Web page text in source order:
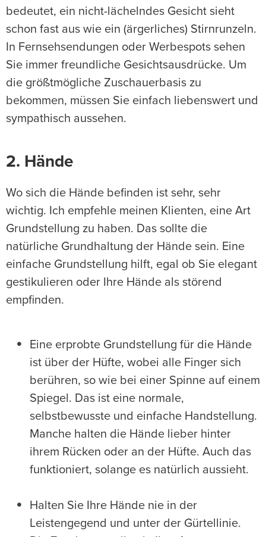
bedeutet, ein nicht-lächelndes Gesicht sieht
schon fast aus wie ein (ärgerliches) Stirnrunzeln.
In Fernsehsendungen oder Werbespots sehen
Sie immer freundliche Gesichtsausdrücke. Um
die größtmögliche Zuschauerbasis zu
bekommen, müssen Sie einfach liebenswert und
sympathisch aussehen.
2. Hände
Wo sich die Hände befinden ist sehr, sehr
wichtig. Ich empfehle meinen Klienten, eine Art
Grundstellung zu haben. Das sollte die
natürliche Grundhaltung der Hände sein. Eine
einfache Grundstellung hilft, egal ob Sie elegant
gestikulieren oder Ihre Hände als störend
empfinden.
Eine erprobte Grundstellung für die Hände
ist über der Hüfte, wobei alle Finger sich
berühren, so wie bei einer Spinne auf einem
Spiegel. Das ist eine normale,
selbstbewusste und einfache Handstellung.
Manche halten die Hände lieber hinter
ihrem Rücken oder an der Hüfte. Auch das
funktioniert, solange es natürlich aussieht.
Halten Sie Ihre Hände nie in der
Leistengegend und unter der Gürtellinie.